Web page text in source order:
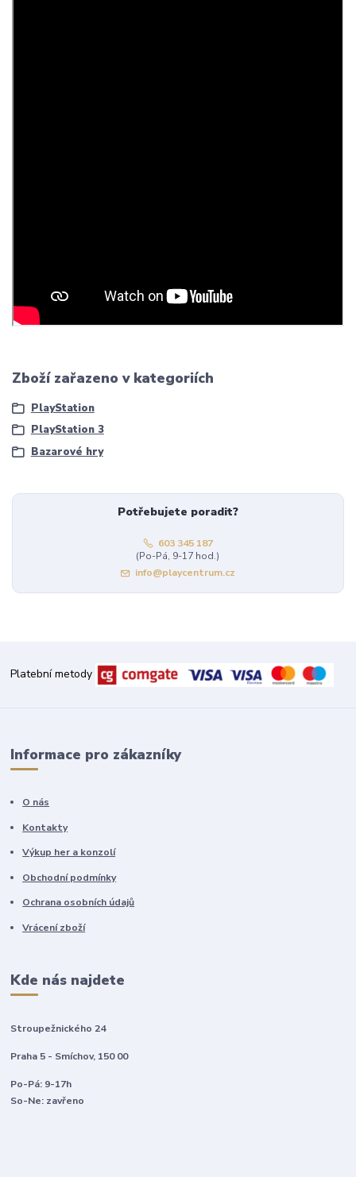
Zboží zařazeno v kategoriích
PlayStation
PlayStation 3
Bazarové hry
Potřebujete poradit?
603 345 187
(Po-Pá, 9-17 hod.)
info@playcentrum.cz
Platební metody
Informace pro zákazníky
O nás
Kontakty
Výkup her a konzolí
Obchodní podmínky
Ochrana osobních údajů
Vrácení zboží
Kde nás najdete
Stroupežnického 24
Praha 5 - Smíchov, 150 00
Po-Pá: 9-17h
So-Ne: zavřeno